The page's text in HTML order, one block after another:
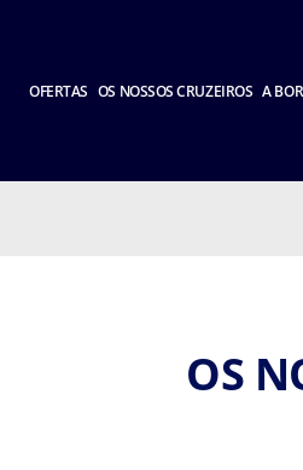
OFERTAS OS NOSSOS CRUZEIROS A
OS